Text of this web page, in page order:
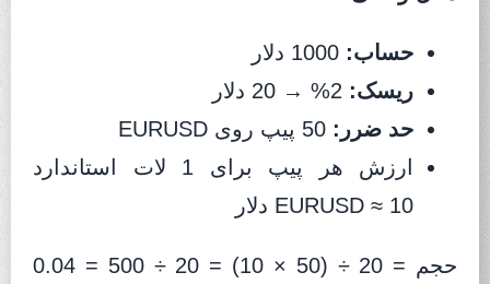
حساب:
ریسک:
حد ضرر:
ارزش هر پیپ برای 1 لات استاندارد
EURUSD ≈ 10 دلار
حجم = 20 ÷ (50 × 10) = 20 ÷ 500 = 0.04